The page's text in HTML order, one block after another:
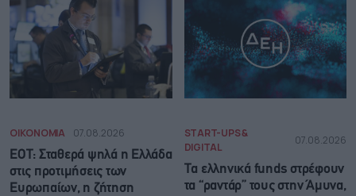
ΟΙΚΟΝΟΜΙΑ 07.08.2026
ΕΟΤ: Σταθερά ψηλά η Ελλάδα
στις προτιμήσεις των
Ευρωπαίων, η ζήτηση
START-UPS &
DIGITAL
07.08.2026
Τα ελληνικά funds στρέφουν
τα “ραντάρ” τους στην Άμυνα,